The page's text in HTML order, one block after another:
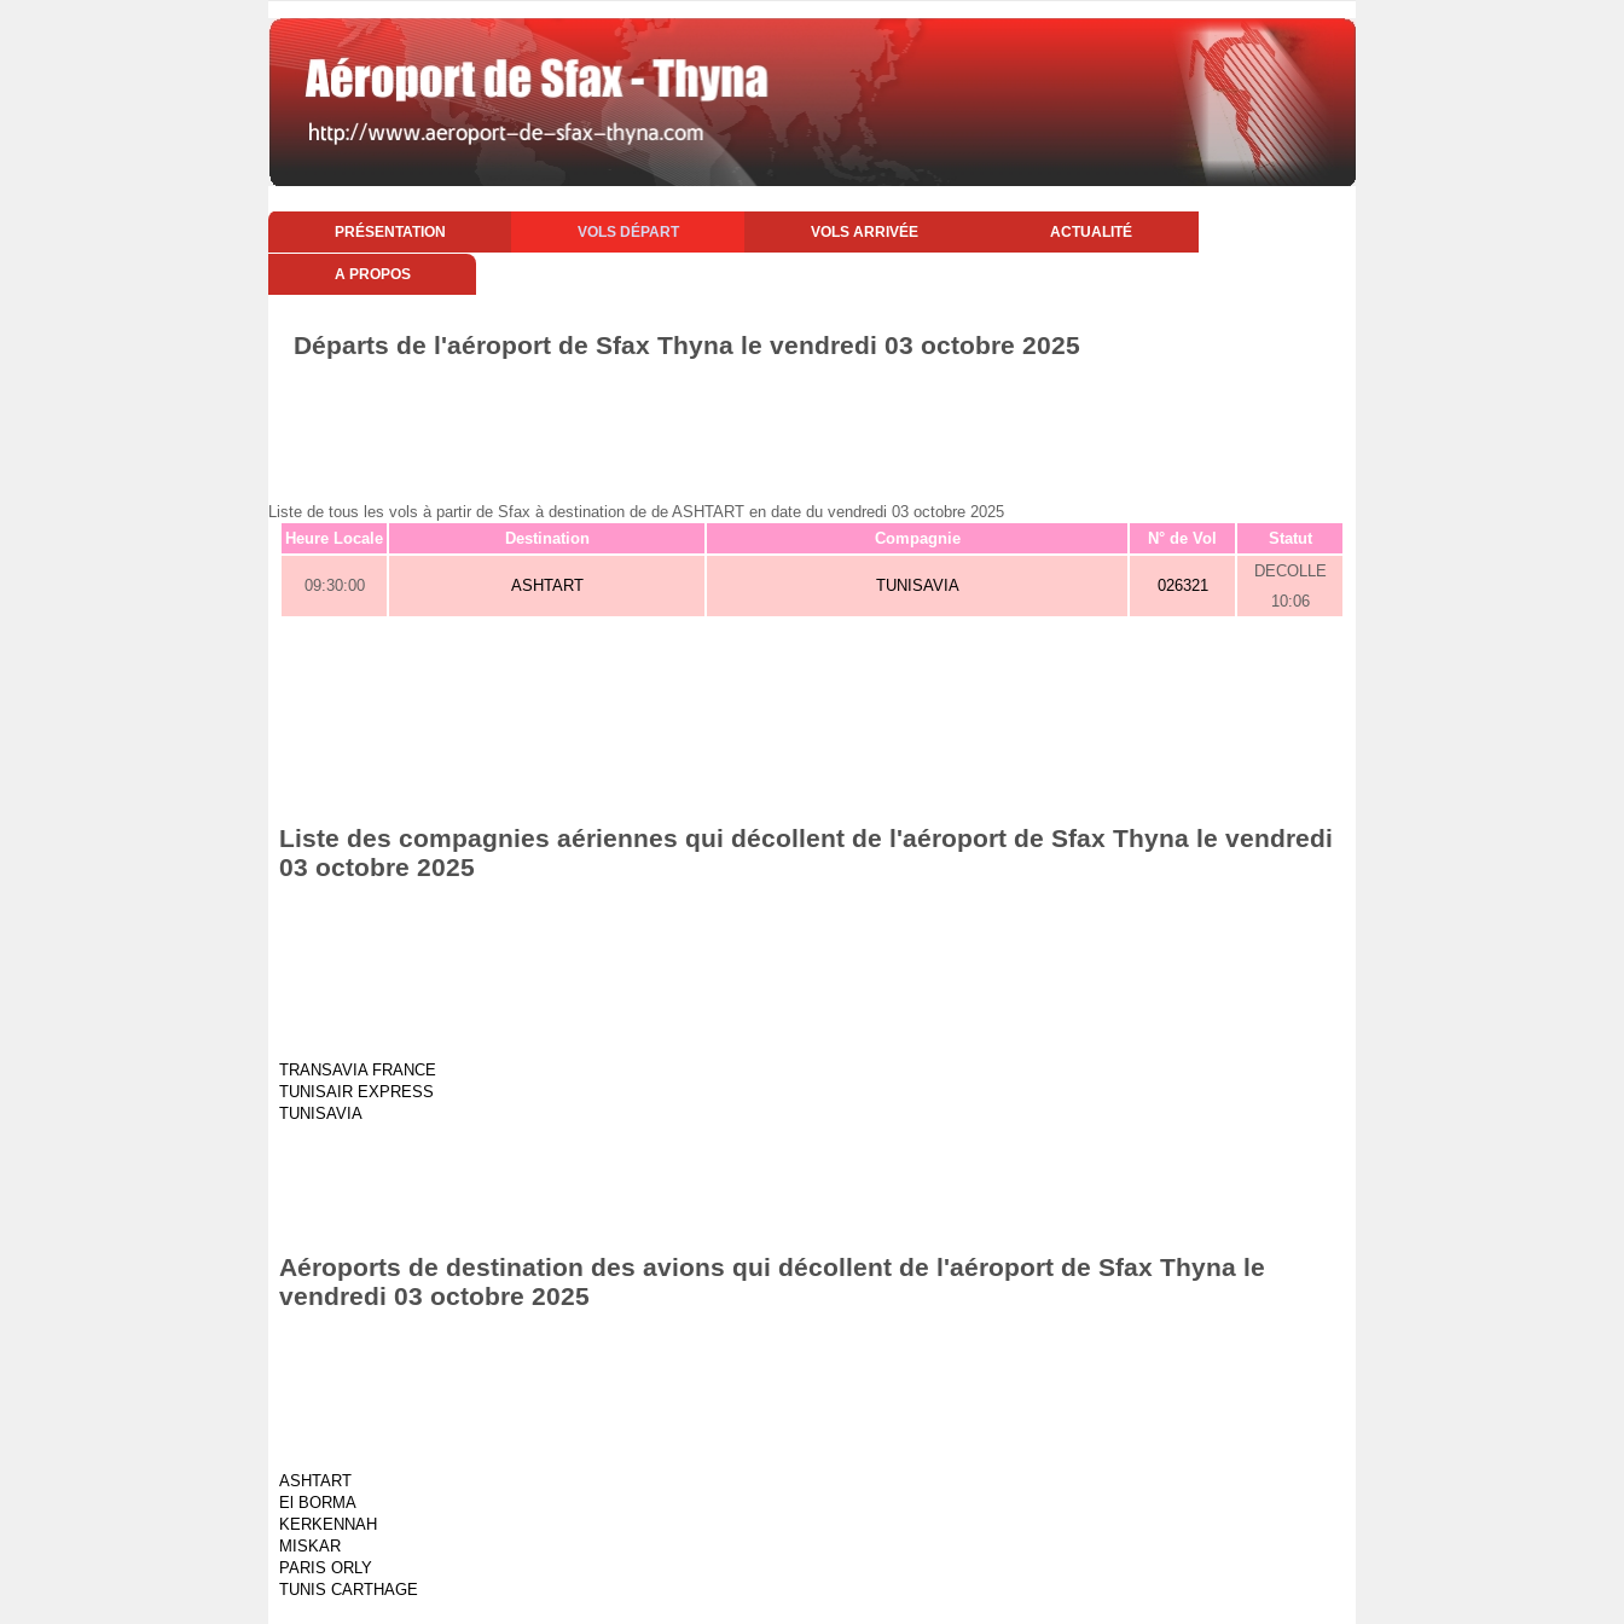
PRÉSENTATION VOLS DÉPART VOLS ARRIVÉE ACTUALITÉ
A PROPOS
Départs de l'aéroport de Sfax Thyna le vendredi 03 octobre 2025
Liste de tous les vols à partir de Sfax à destination de de ASHTART en date du vendredi 03 octobre 2025
Heure Locale
Destination Compagnie N° de Vol Statut
09:30:00 ASHTART TUNISAVIA 026321
DECOLLE
10:06
Liste des compagnies aériennes qui décollent de l'aéroport de Sfax Thyna le vendredi
03 octobre 2025
TRANSAVIA FRANCE
TUNISAIR EXPRESS
TUNISAVIA
Aéroports de destination des avions qui décollent de l'aéroport de Sfax Thyna le
vendredi 03 octobre 2025
ASHTART
El BORMA
KERKENNAH
MISKAR
PARIS ORLY
TUNIS CARTHAGE